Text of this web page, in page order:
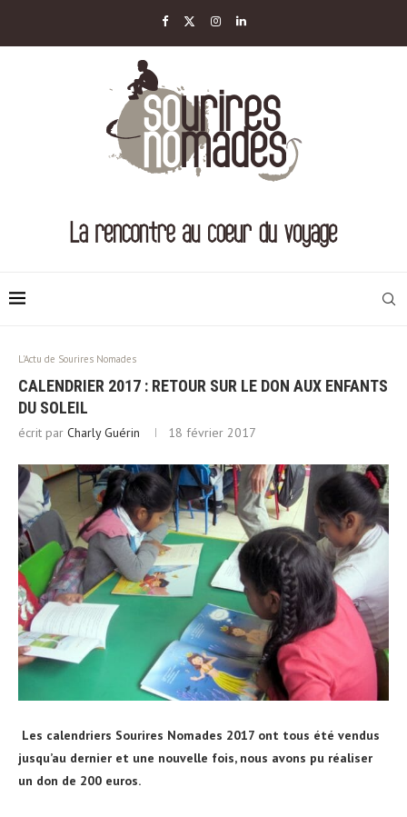
L'Actu de Sourires Nomades
CALENDRIER 2017 : RETOUR SUR LE DON AUX ENFANTS
DU SOLEIL
écrit par Charly Guérin 18 février 2017
Les calendriers Sourires Nomades 2017 ont tous été vendus
jusqu’au dernier et une nouvelle fois, nous avons pu réaliser
un don de 200 euros.